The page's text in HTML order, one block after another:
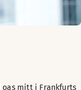
mitt i Frankfurts